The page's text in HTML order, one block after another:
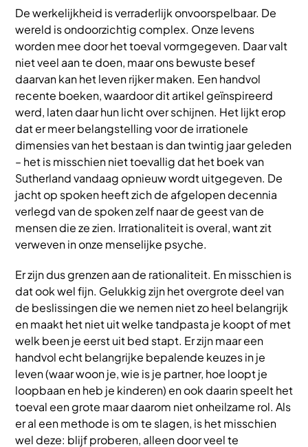
De werkelijkheid is verraderlijk onvoorspelbaar. De
wereld is ondoorzichtig complex. Onze levens
worden mee door het toeval vormgegeven. Daar valt
niet veel aan te doen, maar ons bewuste besef
daarvan kan het leven rijker maken. Een handvol
recente boeken, waardoor dit artikel geïnspireerd
werd, laten daar hun licht over schijnen. Het lijkt erop
dat er meer belangstelling voor de irrationele
dimensies van het bestaan is dan twintig jaar geleden
– het is misschien niet toevallig dat het boek van
Sutherland vandaag opnieuw wordt uitgegeven. De
jacht op spoken heeft zich de afgelopen decennia
verlegd van de spoken zelf naar de geest van de
mensen die ze zien. Irrationaliteit is overal, want zit
verweven in onze menselijke psyche.
Er zijn dus grenzen aan de rationaliteit. En misschien is
dat ook wel fijn. Gelukkig zijn het overgrote deel van
de beslissingen die we nemen niet zo heel belangrijk
en maakt het niet uit welke tandpasta je koopt of met
welk been je eerst uit bed stapt. Er zijn maar een
handvol echt belangrijke bepalende keuzes in je
leven (waar woon je, wie is je partner, hoe loopt je
loopbaan en heb je kinderen) en ook daarin speelt het
toeval een grote maar daarom niet onheilzame rol. Als
er al een methode is om te slagen, is het misschien
wel deze: blijf proberen, alleen door veel te